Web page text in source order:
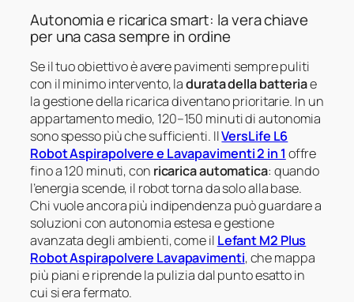
Autonomia e ricarica smart: la vera chiave
per una casa sempre in ordine
Se il tuo obiettivo è avere pavimenti sempre puliti
con il minimo intervento, ladurata della batteriae
la gestione della ricarica diventano prioritarie. In un
appartamento medio, 120–150 minuti di autonomia
sono spesso più che sufficienti. IlVersLife L6
Robot Aspirapolvere e Lavapavimenti 2 in 1 offre
fino a 120 minuti, con ricarica automatica: quando
l’energia scende, il robot torna da solo alla base.
Chi vuole ancora più indipendenza può guardare a
soluzioni con autonomia estesa e gestione
avanzata degli ambienti, come il Lefant M2 Plus
Robot Aspirapolvere Lavapavimenti, che mappa
più piani e riprende la pulizia dal punto esatto in
cui si era fermato.